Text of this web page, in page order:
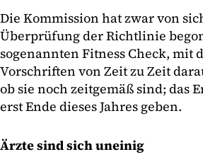
Die Kommission hat zwar von
Überprüfung der Richtlinie
sogenannten Fitness Check, mit
Vorschriften von Zeit zu Zeit
ob sie noch zeitgemäß sind; das
erst Ende dieses Jahres geben.
Ärzte sind sich uneinig